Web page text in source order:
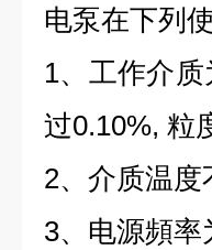
电泵在下列
1、工作介
过0.10%, 粒
2、介质温
3、电源頻率